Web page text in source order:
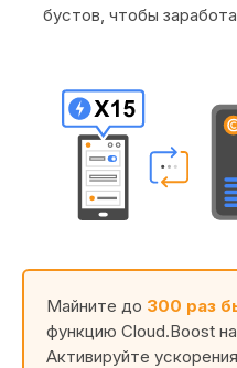
бустов, чтобы
Майните до 300 раз
функцию Cloud.Boost
Активируйте ускорения